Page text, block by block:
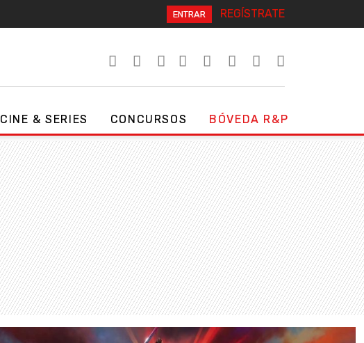
ENTRAR REGÍSTRATE
CINE & SERIES CONCURSOS BÓVEDA R&P